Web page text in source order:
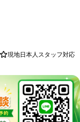
現地日本人スタッフ対応